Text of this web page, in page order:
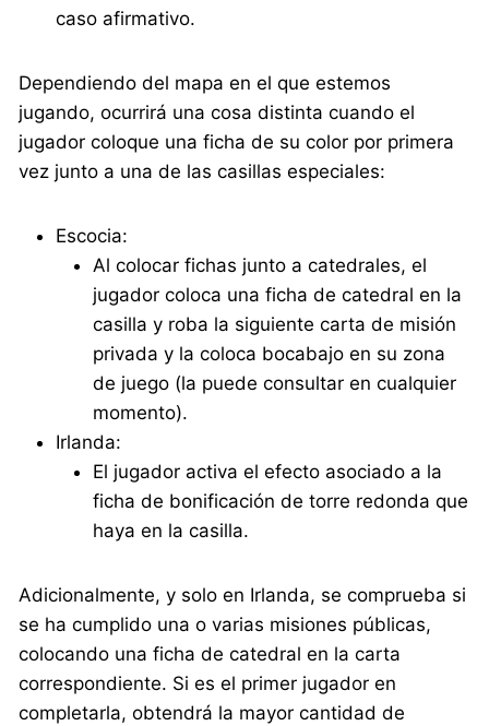
caso afirmativo.
Dependiendo del mapa en el que estemos
jugando, ocurrirá una cosa distinta cuando el
jugador coloque una ficha de su color por primera
vez junto a una de las casillas especiales:
Escocia:
Al colocar fichas junto a catedrales, el
jugador coloca una ficha de catedral en la
casilla y roba la siguiente carta de misión
privada y la coloca bocabajo en su zona
de juego (la puede consultar en cualquier
momento).
Irlanda:
El jugador activa el efecto asociado a la
ficha de bonificación de torre redonda que
haya en la casilla.
Adicionalmente, y solo en Irlanda, se comprueba si
se ha cumplido una o varias misiones públicas,
colocando una ficha de catedral en la carta
correspondiente. Si es el primer jugador en
completarla, obtendrá la mayor cantidad de